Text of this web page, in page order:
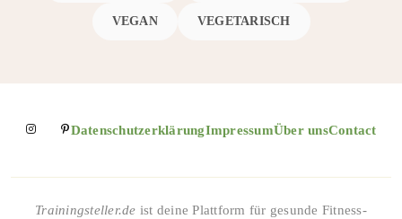
VEGAN VEGETARISCH
DatenschutzerklärungImpressumÜber unsContact
Trainingsteller.de ist deine Plattform für gesunde Fitness-